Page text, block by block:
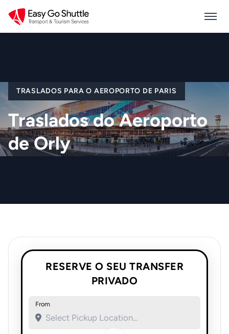
TRASLADOS PARA O AEROPORTO DE PARIS
Traslados do Aeroporto
de Orly
RESERVE O SEU TRANSFER
PRIVADO
From